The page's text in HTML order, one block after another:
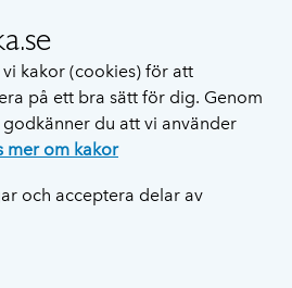
vi kakor (cookies) för att
på ett bra sätt för dig. Genom
du att vi använder
mer om kakor
och acceptera delar av